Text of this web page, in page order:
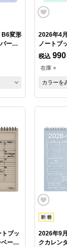
B6変形
ープ
2026年4
ノートブ
ミント
税込 990
在庫 ×
カラーを
ブッ
ージ
2026年9
クカレン